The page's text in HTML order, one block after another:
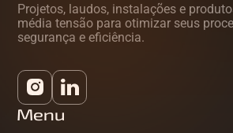
Projetos, laudos, instalações e
média tensão para otimizar seus
segurança e eficiência.
Menu